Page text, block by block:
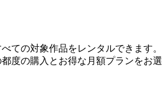
ての対象作品をレンタルできます。
度の購入とお得な月額プランをお選